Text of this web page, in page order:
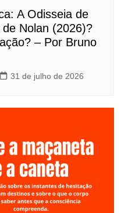
A Odisseia de
Nolan (2026)?
– Por Bruno
31 de julho de 2026